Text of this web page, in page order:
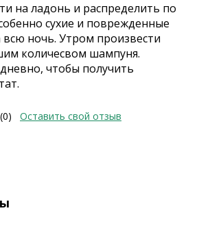
на ладонь и распределить по
сухие и поврежденные
всю ночь. Утром произвести
количесвом шампуня.
чтобы получить
Оставить свой отзыв